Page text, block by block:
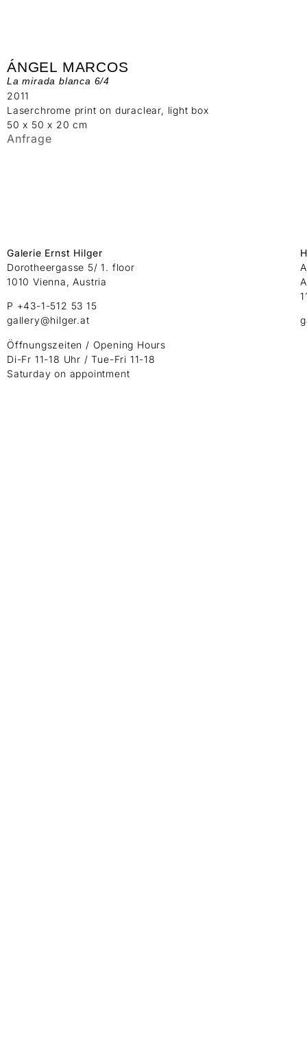
ÁNGEL MARCOS
La mirada blanca 6/4
2011
Laserchrome print on duraclear, light box
50 x 50 x 20 cm
Anfrage
Galerie Ernst Hilger
Dorotheergasse 5/ 1. floor
1010 Vienna, Austria
P +43-1-512 53 15
gallery@hilger.at
Öffnungszeiten / Opening Hours
Di-Fr 11-18 Uhr / Tue-Fri 11-18
Saturday on appointment